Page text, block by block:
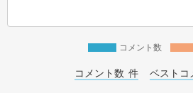
コメント数
コメント数 件 ベストコ